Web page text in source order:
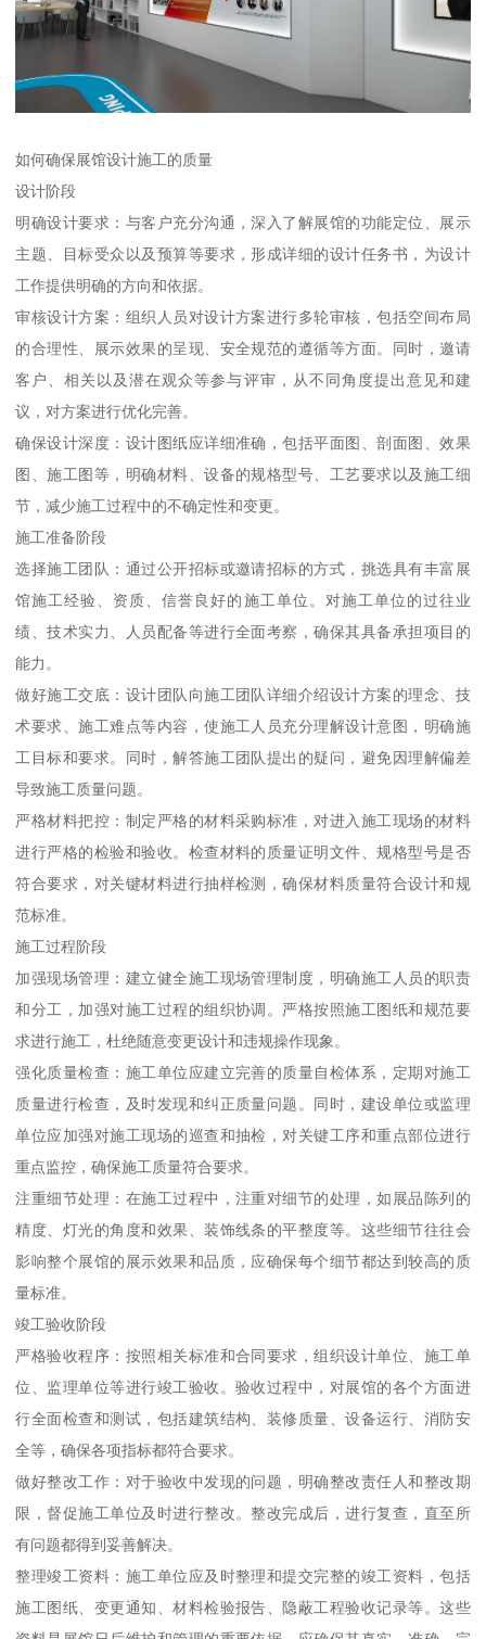
如何确保展馆设计施工的质量
设计阶段
明确设计要求：与客户充分沟通，深入了解展馆的功能定位、展示
主题、目标受众以及预算等要求，形成详细的设计任务书，为设计
工作提供明确的方向和依据。
审核设计方案：组织人员对设计方案进行多轮审核，包括空间布局
的合理性、展示效果的呈现、安全规范的遵循等方面。同时，邀请
客户、相关以及潜在观众等参与评审，从不同角度提出意见和建
议，对方案进行优化完善。
确保设计深度：设计图纸应详细准确，包括平面图、剖面图、效果
图、施工图等，明确材料、设备的规格型号、工艺要求以及施工细
节，减少施工过程中的不确定性和变更。
施工准备阶段
选择施工团队：通过公开招标或邀请招标的方式，挑选具有丰富展
馆施工经验、资质、信誉良好的施工单位。对施工单位的过往业
绩、技术实力、人员配备等进行全面考察，确保其具备承担项目的
能力。
做好施工交底：设计团队向施工团队详细介绍设计方案的理念、技
术要求、施工难点等内容，使施工人员充分理解设计意图，明确施
工目标和要求。同时，解答施工团队提出的疑问，避免因理解偏差
导致施工质量问题。
严格材料把控：制定严格的材料采购标准，对进入施工现场的材料
进行严格的检验和验收。检查材料的质量证明文件、规格型号是否
符合要求，对关键材料进行抽样检测，确保材料质量符合设计和规
范标准。
施工过程阶段
加强现场管理：建立健全施工现场管理制度，明确施工人员的职责
和分工，加强对施工过程的组织协调。严格按照施工图纸和规范要
求进行施工，杜绝随意变更设计和违规操作现象。
强化质量检查：施工单位应建立完善的质量自检体系，定期对施工
质量进行检查，及时发现和纠正质量问题。同时，建设单位或监理
单位应加强对施工现场的巡查和抽检，对关键工序和重点部位进行
重点监控，确保施工质量符合要求。
注重细节处理：在施工过程中，注重对细节的处理，如展品陈列的
精度、灯光的角度和效果、装饰线条的平整度等。这些细节往往会
影响整个展馆的展示效果和品质，应确保每个细节都达到较高的质
量标准。
竣工验收阶段
严格验收程序：按照相关标准和合同要求，组织设计单位、施工单
位、监理单位等进行竣工验收。验收过程中，对展馆的各个方面进
行全面检查和测试，包括建筑结构、装修质量、设备运行、消防安
全等，确保各项指标都符合要求。
做好整改工作：对于验收中发现的问题，明确整改责任人和整改期
限，督促施工单位及时进行整改。整改完成后，进行复查，直至所
有问题都得到妥善解决。
整理竣工资料：施工单位应及时整理和提交完整的竣工资料，包括
施工图纸、变更通知、材料检验报告、隐蔽工程验收记录等。这些